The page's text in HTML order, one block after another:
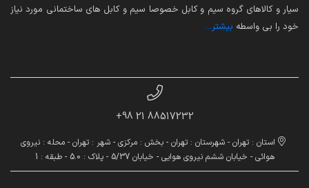
سیار و کالاهای گروه سیم و کابل خصوصا سیم و کابل های ساختمانی مورد نیاز
خود را بی واسطه بیشتر...
88517232 21 98+
استان : تهران - شهرستان : تهران - بخش : مرکزی - شهر : تهران - محله : نیروی
هوائی - خیابان ششم نیروی هوایی - خیابان 5/37 - پلاک : 5.0 - طبقه : 1